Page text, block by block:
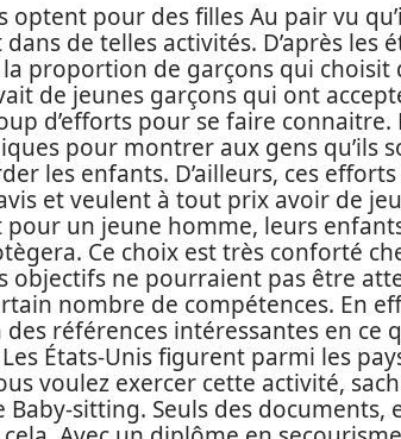
optent pour des filles Au pair vu
de telles activités. D’après les
proportion de garçons qui choisit
de jeunes garçons qui ont
d’efforts pour se faire
pour montrer aux gens qu’ils
les enfants. D’ailleurs, ces
et veulent à tout prix avoir de
pour un jeune homme, leurs
Ce choix est très conforté
objectifs ne pourraient pas être
nombre de compétences. En
des références intéressantes en ce
États-Unis figurent parmi les
voulez exercer cette activité,
sitting. Seuls des documents,